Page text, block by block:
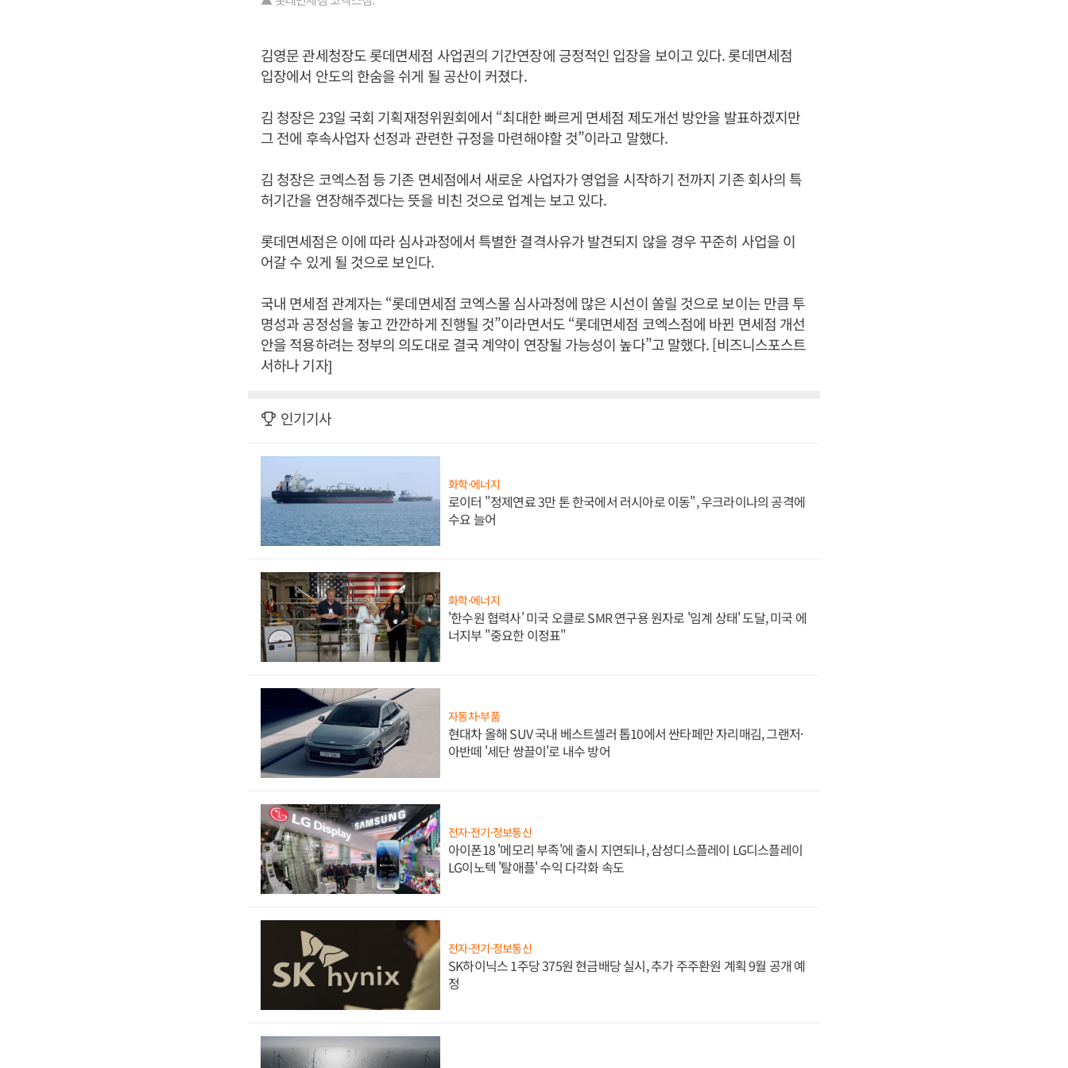
김영문 관세청장도 롯데면세점 사업권의 기간연장에 긍정적인 입장을 보이고 있다. 롯데면세점
입장에서 안도의 한숨을 쉬게 될 공산이 커졌다.
김 청장은 23일 국회 기획재정위원회에서 “최대한 빠르게 면세점 제도개선 방안을 발표하겠지만
그 전에 후속사업자 선정과 관련한 규정을 마련해야할 것”이라고 말했다.
김 청장은 코엑스점 등 기존 면세점에서 새로운 사업자가 영업을 시작하기 전까지 기존 회사의 특
허기간을 연장해주겠다는 뜻을 비친 것으로 업계는 보고 있다.
롯데면세점은 이에 따라 심사과정에서 특별한 결격사유가 발견되지 않을 경우 꾸준히 사업을 이
어갈 수 있게 될 것으로 보인다.
국내 면세점 관계자는 “롯데면세점 코엑스몰 심사과정에 많은 시선이 쏠릴 것으로 보이는 만큼 투
명성과 공정성을 놓고 깐깐하게 진행될 것”이라면서도 “롯데면세점 코엑스점에 바뀐 면세점 개선
안을 적용하려는 정부의 의도대로 결국 계약이 연장될 가능성이 높다”고 말했다. [비즈니스포스트
서하나 기자]
인기기사
화학·에너지
로이터 "정제연료 3만 톤 한국에서 러시아로 이동", 우크라이나의 공격에
수요 늘어
화학·에너지
'한수원 협력사' 미국 오클로 SMR 연구용 원자로 '임계 상태' 도달, 미국 에
너지부 "중요한 이정표"
자동차·부품
현대차 올해 SUV 국내 베스트셀러 톱10에서 싼타페만 자리매김, 그랜저·
아반떼 '세단 쌍끌이'로 내수 방어
전자·전기·정보통신
아이폰18 '메모리 부족'에 출시 지연되나, 삼성디스플레이 LG디스플레이
LG이노텍 '탈애플' 수익 다각화 속도
전자·전기·정보통신
SK하이닉스 1주당 375원 현금배당 실시, 추가 주주환원 계획 9월 공개 예
정